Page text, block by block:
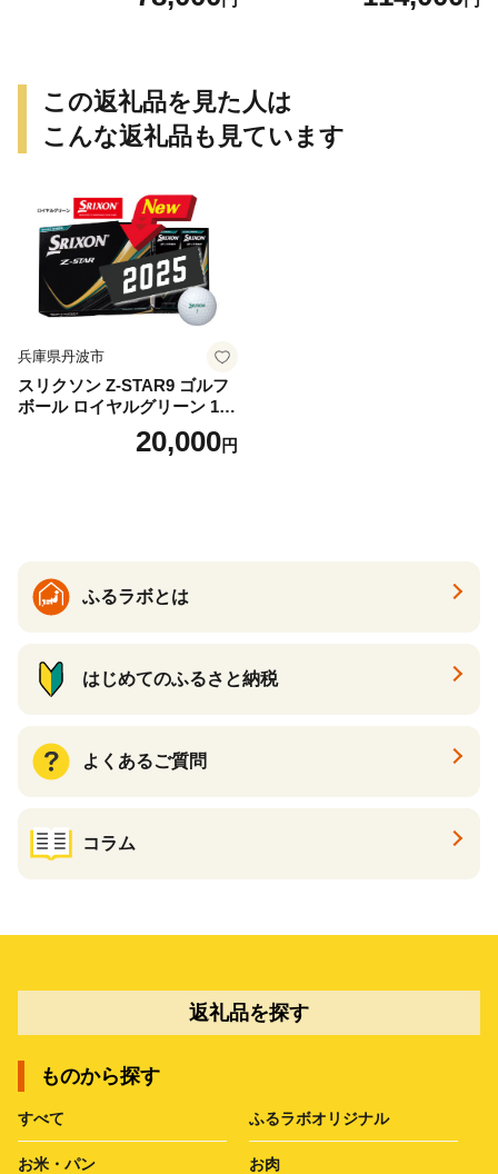
県 小牧市 送料無料
この返礼品を見た人は
こんな返礼品も見ています
兵庫県丹波市
スリクソン Z-STAR9 ゴルフ
ボール ロイヤルグリーン 1ダ
ース 12球 兵庫県丹波市 ふる
20,000円
ふるラボとは
はじめてのふるさと納税
よくあるご質問
コラム
返礼品を探す
ものから探す
すべて ふるラボオリジナル
お米・パン お肉